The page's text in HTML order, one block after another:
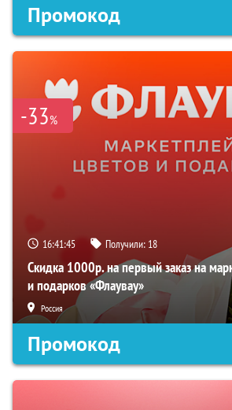
Промокод
-33%
16:41:45 Получили: 18
Скидка 1000р. на первый заказ на
и подарков «Флаувау»
Россия
Промокод